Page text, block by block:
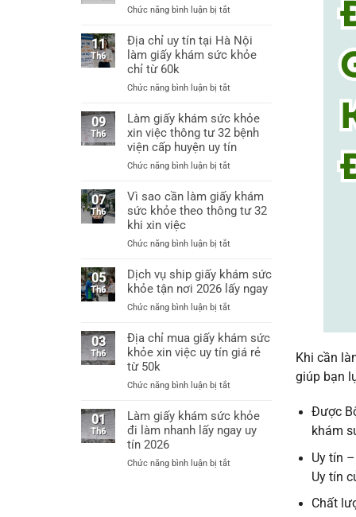
khám
khỏe
a3
Chức năng bình luận bị tắtở
khám
sức
dùng
việc
được
không?
11
Th6
Địa chỉ uy tín tại Hà Nội
làm giấy khám sức khỏe
chỉ từ 60k
Chức năng bình luận bị tắtở
chỉ
uy
tín
Hà
làm
giấy
khỏe
từ
60k
09
Th6
Làm giấy khám sức khỏe
xin việc thông tư 32 bệnh
viện cấp huyện uy tín
Chức năng bình luận bị tắtở
giấy
khám
sức
xin
thông
tư
cấp
huyện
tín
07
Th6
Vì sao cần làm giấy khám
sức khỏe theo thông tư 32
khi xin việc
Chức năng bình luận bị tắtở
sao
cần
làm
giấy
sức
khỏe
khi
xin
05
Th6
Dịch vụ ship giấy khám sức
khỏe tận nơi 2026 lấy ngay
Chức năng bình luận bị tắtở
vụ
ship
giấy
sức
tận
nơi
ngay
03
Th6
Địa chỉ mua giấy khám sức
khỏe xin việc uy tín giá rẻ
từ 50k
Chức năng bình luận bị tắtở
chỉ
giấy
sức
01
Th6
Làm giấy khám sức khỏe
đi làm nhanh lấy ngay uy
tín 2026
Chức năng bình luận bị tắtở
Khi cần
giúp bạn
Được
khám
Uy tín
Uy tín
Chất